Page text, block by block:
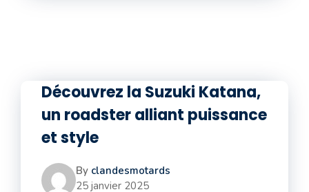
Découvrez la Suzuki Katana,
un roadster alliant puissance
et style
By clandesmotards
25 janvier 2025